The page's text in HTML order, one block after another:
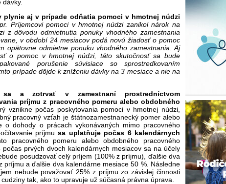
plynie aj v prípade odňatia pomoci v hmotnej núdzi
Príjemcovi pomoci v hmotnej núdzi zanikol nárok na
z dôvodu odmietnutia ponuky vhodného zamestnania
v období 24 mesiacov podá novú žiadosť o pomoc
opätovne odmietne ponuku vhodného zamestnania. Aj
o pomoc v hmotnej núdzi, táto skutočnosť sa bude
porušenie súvisiace so sprostredkovaním
prípade dôjde k zníženiu dávky na 3 mesiace a nie na
sa a zotrvať v zamestnaní prostredníctvom
príjmu z pracovného pomeru alebo obdobného
vznikne počas poskytovania pomoci v hmotnej núdzi,
pracovný vzťah je štátnozamestnanecký pomer alebo
o dohody o prácach vykonávaných mimo pracovného
príjmusa uplatňuje počas 6 kalendárnych
pracovného pomeru alebo obdobného pracovného
počas prvých dvoch kalendárnych mesiacov sa na účely
posudzovať celý príjem (100% z príjmu), ďalšie dva
príjmu a ďalšie dva kalendárne mesiace 50 %. Následne
nebude považovať 25% z príjmu zo závislej činnosti
tak, ako to upravuje už súčasná právna úprava.